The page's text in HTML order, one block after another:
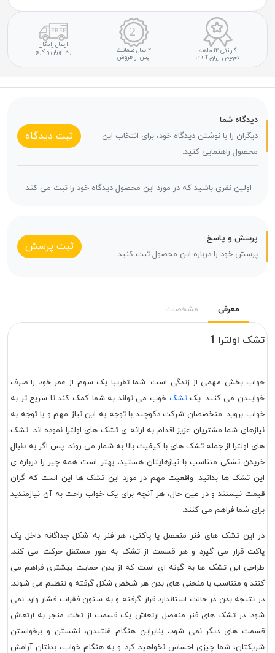
گارانتی ۱۲ ماهه
تعویض یراق آلات
۲ سال ضمانت
پس از فروش
ارسال رایگان
به تهران و کرج
دیدگاه شما
دیگران را با نوشتن دیدگاه خود، برای انتخاب این
محصول راهنمایی کنید.
ثبت دیدگاه
اولین نفری باشید که در مورد این محصول دیدگاه خود را ثبت می کند.
پرسش و پاسخ
پرسش خود را درباره این محصول ثبت کنید.
ثبت پرسش
معرفی مشخصات
تشک اولترا 1
خواب بخش مهمی از زندگی است. شما تقریبا یک سوم از عمر خود را صرف
خوابیدن می کنید. یکتشک خوب می تواند به شما کمک کند تا سریع تر به
خواب بروید. متخصصان شرکت دکوچید با توجه به این نیاز مهم و با توجه به
نیازهای شما مشتریان عزیز اقدام به ارائه ی تشک های اولترا نموده اند. تشک
های اولترا از جمله تشک های با کیفیت بالا به شمار می روند. پس اگر به دنبال
خریدن تشکی متناسب با نیازهایتان هستید، بهتر است همه چیز را درباره ی
این تشک ها بدانید. واقعیت مهم در مورد این تشک ها این است که گران
قیمت نیستند و در عین حال، هر آنچه برای یک خواب راحت به آن نیازمندید
برای شما فراهم می کنند.
در این تشک های فنر منفصل یا پاکتی، هر فنر به شکل جداگانه داخل یک
پاکت قرار می گیرد و هر قسمت از تشک به طور مستقل حرکت می کند.
طراحی این تشک ها به گونه ای است که از بدن حمایت بیشتری فراهم می
کنند و متناسب با منحنی های بدن هر شخص شکل گرفته و تنظیم می شوند.
در نتیجه بدن در حالت استاندارد قرار گرفته و به ستون فقرات فشار وارد نمی
شود. در تشک های فنر منفصل ارتعاش یک قسمت از تخت منجر به ارتعاش
قسمت های دیگر نمی شود، بنابراین هنگام غلتیدن، نشستن و برخواستن
شریکتان، شما چیزی احساس نخواهید کرد و به هنگام خواب، بدنتان آرامش